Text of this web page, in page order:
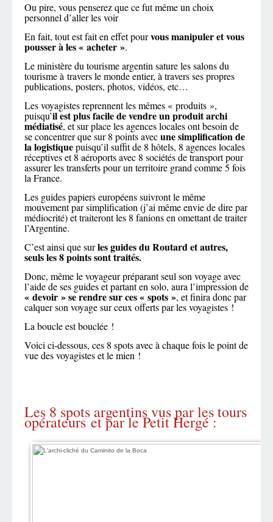
Ou pire, vous penserez que ce fut même un choix
personnel d’aller les voir
En fait, tout est fait en effet pourvous manipuler et vous
pousser à les « acheter ».
Le ministère du tourisme argentin sature les salons du
tourisme à travers le monde entier, à travers ses propres
publications, posters, photos, vidéos, etc…
Les voyagistes reprennent les mêmes « produits »,
puisqu’il est plus facile de vendre un produit archi
médiatisé, et sur place les agences locales ont besoin de
se concentrer que sur 8 points avecune simplification de
la logistiquepuisqu’il suffit de 8 hôtels, 8 agences locales
réceptives et 8 aéroports avec 8 sociétés de transport pour
assurer les transferts pour un territoire grand comme 5 fois
la France.
Les guides papiers européens suivront le même
mouvement par simplification (j’ai même envie de dire par
médiocrité) et traiteront les 8 fanions en omettant de traiter
l’Argentine.
C’est ainsi que surles guides du Routard et autres,
seuls les 8 points sont traités.
Donc, même le voyageur préparant seul son voyage avec
l’aide de ses guides et partant en solo, aura l’impression de
« devoir » se rendre sur ces « spots », et finira donc par
calquer son voyage sur ceux offerts par les voyagistes !
La boucle est bouclée !
Voici ci-dessous, ces 8 spots avec à chaque fois le point de
vue des voyagistes et le mien !
Les 8 spots argentins vus par les tours
opérateurs et par le Petit Hergé :